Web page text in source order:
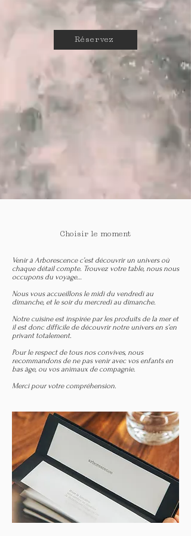
Réservez
Choisir le moment
Venir à Arborescence c’est découvrir un univers où
chaque détail compte. Trouvez votre table, nous nous
occupons du voyage…
Nous vous accueillons le midi du vendredi au
dimanche, et le soir du mercredi au dimanche.
Notre cuisine est inspirée par les produits de la mer et
il est donc difficile de découvrir notre univers en s’en
privant totalement.
Pour le respect de tous nos convives, nous
recommandons de ne pas venir avec vos enfants en
bas âge, ou vos animaux de compagnie.
Merci pour votre compréhension.